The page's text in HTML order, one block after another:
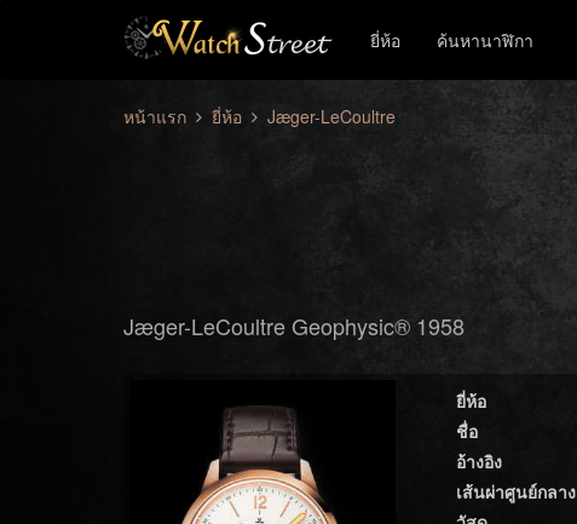
ยี่ห้อ ค้นหานาฬิกา
หน้าแรก ยี่ห้อ Jæger-LeCoultre
Jæger-LeCoultre Geophysic® 1958
ยี่ห้อ
ชื่อ
อ้างอิง
เส้นผ่าศูนย์กลาง